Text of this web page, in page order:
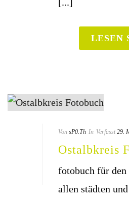
LESEN
Von sP0.Th In Verfasst 29.
Ost­alb­kreis
foto­buch für
allen städ­ten